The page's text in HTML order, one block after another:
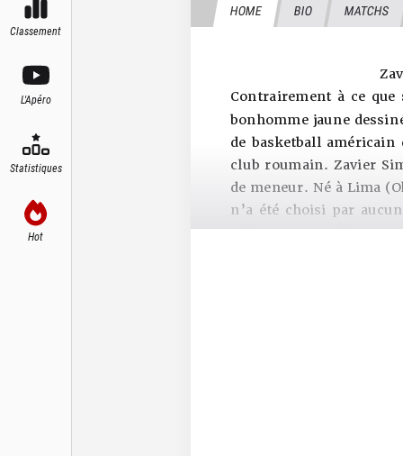
Classement
L'Apéro
Statistiques
Hot
HOME BIO MATCHS
Contrairement à ce
bonhomme jaune
de basketball
club roumain. Zavier
de meneur. Né à Lima
n’a été choisi par
même participé à une